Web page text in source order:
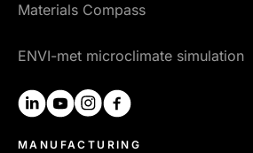
Materials Compass
ENVI-met microclimate simulation
linkedinyoutubeinstagram
MANUFACTURING